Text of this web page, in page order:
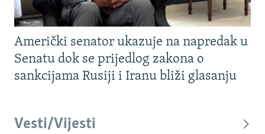
Američki senator ukazuje na napredak u
Senatu dok se prijedlog zakona o
sankcijama Rusiji i Iranu bliži glasanju
Vesti/Vijesti